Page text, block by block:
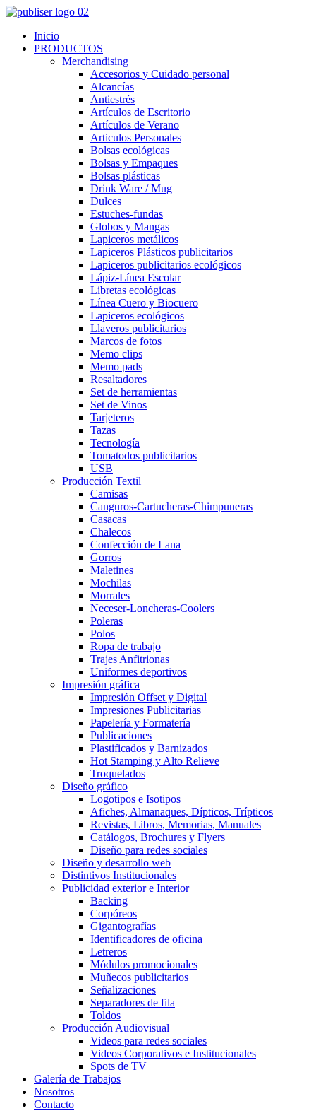
Inicio
PRODUCTOS
Merchandising
Accesorios y Cuidado personal
Alcancías
Antiestrés
Artículos de Escritorio
Artículos de Verano
Articulos Personales
Bolsas ecológicas
Bolsas y Empaques
Bolsas plásticas
Drink Ware / Mug
Dulces
Estuches-fundas
Globos y Mangas
Lapiceros metálicos
Lapiceros Plásticos publicitarios
Lapiceros publicitarios ecológicos
Lápiz-Línea Escolar
Libretas ecológicas
Línea Cuero y Biocuero
Lapiceros ecológicos
Llaveros publicitarios
Marcos de fotos
Memo clips
Memo pads
Resaltadores
Set de herramientas
Set de Vinos
Tarjeteros
Tazas
Tecnología
Tomatodos publicitarios
USB
Producción Textil
Camisas
Canguros-Cartucheras-Chimpuneras
Casacas
Chalecos
Confección de Lana
Gorros
Maletines
Mochilas
Morrales
Neceser-Loncheras-Coolers
Poleras
Polos
Ropa de trabajo
Trajes Anfitrionas
Uniformes deportivos
Impresión gráfica
Impresión Offset y Digital
Impresiones Publicitarias
Papelería y Formatería
Publicaciones
Plastificados y Barnizados
Hot Stamping y Alto Relieve
Troquelados
Diseño gráfico
Logotipos e Isotipos
Afiches, Almanaques, Dípticos, Trípticos
Revistas, Libros, Memorias, Manuales
Catálogos, Brochures y Flyers
Diseño para redes sociales
Diseño y desarrollo web
Distintivos Institucionales
Publicidad exterior e Interior
Backing
Corpóreos
Gigantografías
Identificadores de oficina
Letreros
Módulos promocionales
Muñecos publicitarios
Señalizaciones
Separadores de fila
Toldos
Producción Audiovisual
Videos para redes sociales
Videos Corporativos e Institucionales
Spots de TV
Galería de Trabajos
Nosotros
Contacto